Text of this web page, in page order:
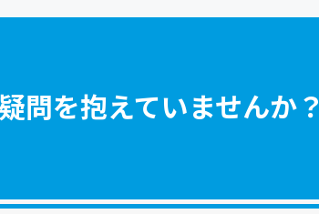
問を抱えていませんか？